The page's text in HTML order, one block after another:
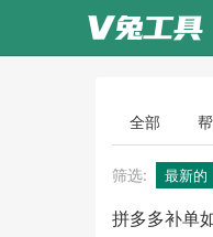
全部
筛选: 最新的
拼多多补单